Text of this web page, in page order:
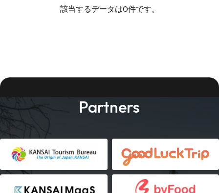
該当するデータは0件です。
Partners